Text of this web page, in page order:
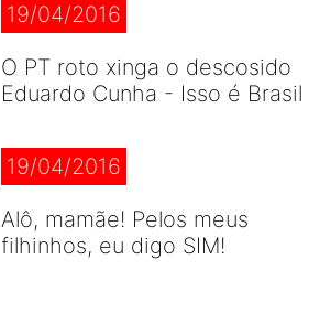
19/04/2016
O PT roto xinga o descosido
Eduardo Cunha - Isso é Brasil
19/04/2016
Alô, mamãe! Pelos meus
filhinhos, eu digo SIM!